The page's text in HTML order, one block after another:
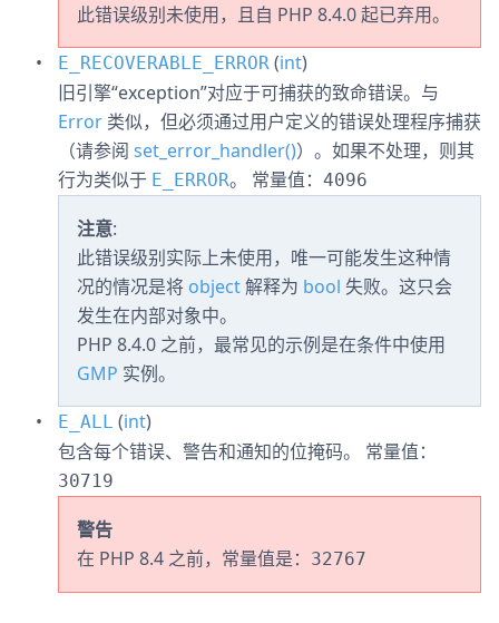
此错误级别未使用，且自 PHP 8.4.0 起已弃用。
E_RECOVERABLE_ERROR (int)
旧引擎“exception”对应于可捕获的致命错误。与
Error 类似，但必须通过用户定义的错误处理程序捕获
（请参阅 set_error_handler()）。如果不处理，则其
行为类似于 E_ERROR。 常量值： 4096
注意:
此错误级别实际上未使用，唯一可能发生这种情
况的情况是将 object解释为 bool 失败。这只会
发生在内部对象中。
PHP 8.4.0 之前，最常见的示例是在条件中使用
GMP 实例。
E_ALL (int)
包含每个错误、警告和通知的位掩码。 常量值：
30719
警告
在 PHP 8.4 之前，常量值是：
32767